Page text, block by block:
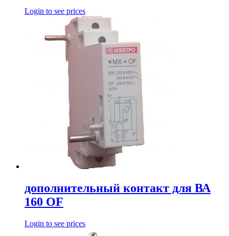
Login to see prices
дополнительный контакт для ВА
160 OF
Login to see prices